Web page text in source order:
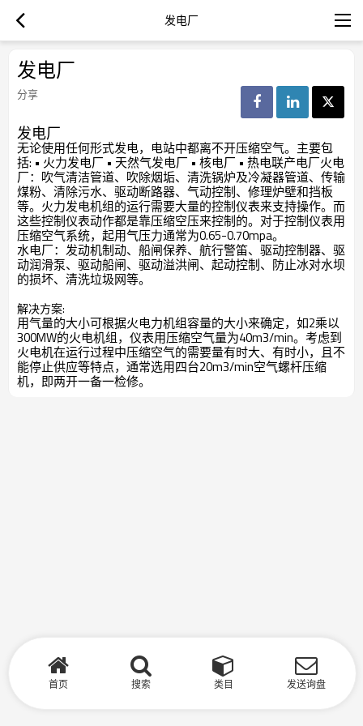
发电厂
发电厂
分享
发电厂
无论使用任何形式发电，电站中都离不开压缩空气。主要包
括: • 火力发电厂 • 天然气发电厂 • 核电厂 • 热电联产电厂火电
厂：吹气清洁管道、吹除烟垢、清洗锅炉及冷凝器管道、传输
煤粉、清除污水、驱动断路器、气动控制、修理炉壁和挡板
等。火力发电机组的运行需要大量的控制仪表来支持操作。而
这些控制仪表动作都是靠压缩空压来控制的。对于控制仪表用
压缩空气系统，起用气压力通常为0.65-0.70mpa。
水电厂：发动机制动、船闸保养、航行警笛、驱动控制器、驱
动润滑泵、驱动船闸、驱动溢洪闸、起动控制、防止冰对水坝
的损坏、清洗垃圾网等。
解决方案:
用气量的大小可根据火电力机组容量的大小来确定，如2乘以
300MW的火电机组，仪表用压缩空气量为40m3/min。考虑到
火电机在运行过程中压缩空气的需要量有时大、有时小，且不
能停止供应等特点，通常选用四台20m3/min空气螺杆压缩
机，即两开一备一检修。
首页 搜索 类目 发送询盘